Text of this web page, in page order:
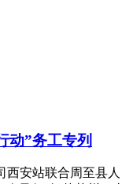
动”务工专列
西安站联合周至县人